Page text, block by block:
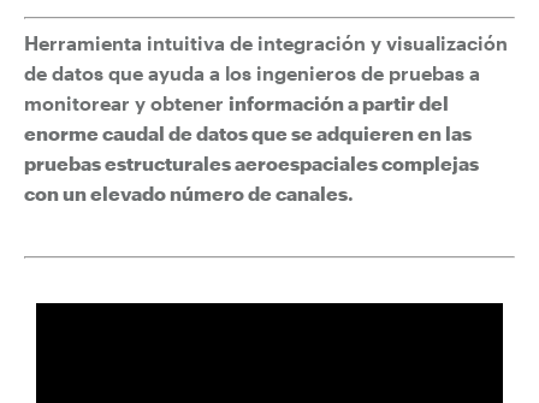
Herramienta intuitiva de integración y visualización
de datos que ayuda a los ingenieros de pruebas a
monitorear y obtener información a partir del
enorme caudal de datos que se adquieren en las
pruebas estructurales aeroespaciales complejas
con un elevado número de canales.